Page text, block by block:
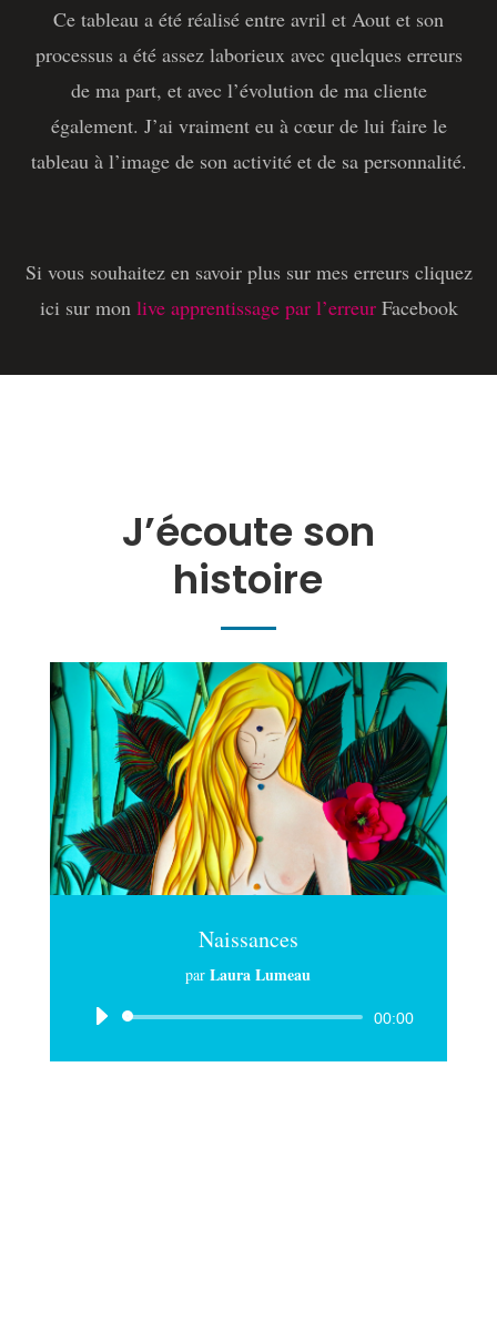
Ce tableau a été réalisé entre avril et Aout et son
processus a été assez laborieux avec quelques erreurs
de ma part, et avec l’évolution de ma cliente
également. J’ai vraiment eu à cœur de lui faire le
tableau à l’image de son activité et de sa personnalité.
Si vous souhaitez en savoir plus sur mes erreurs cliquez
ici sur mon live apprentissage par l’erreurFacebook
J’écoute son
histoire
Naissances
parLaura Lumeau
Lecteur
00:00